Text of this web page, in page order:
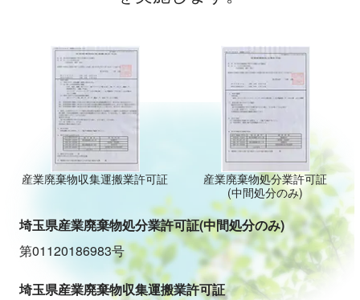
産業廃棄物収集運搬業許可証
産業廃棄物処分業許可証
(中間処分のみ)
埼玉県産業廃棄物処分業許可証(中間処分のみ)
第01120186983号
埼玉県産業廃棄物収集運搬業許可証